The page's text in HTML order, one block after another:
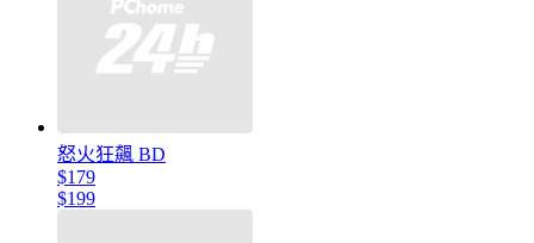
怒火狂飆 BD
$179
$199